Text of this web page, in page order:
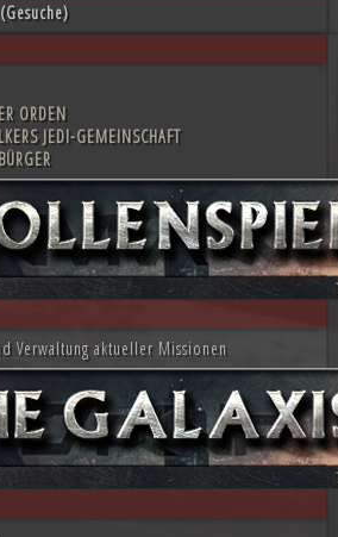
(Gesuche)
ORDEN
JEDI-GEMEINSCHAFT
Verwaltung aktueller Missionen